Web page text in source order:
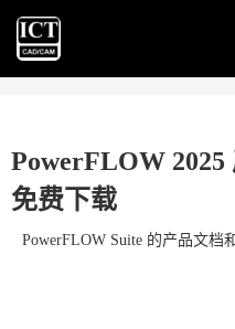
PowerFLOW 2025
免费下载
PowerFLOW Suite 的产品文档